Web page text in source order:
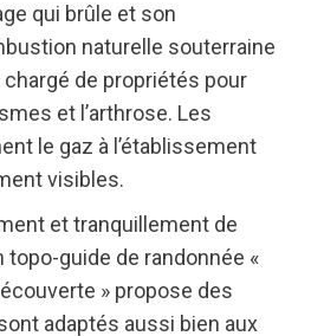
qui brûle et son
naturelle souterraine
chargé de propriétés pour
et l’arthrose. Les
le gaz à l’établissement
visibles.
et tranquillement de
guide de randonnée «
» propose des
adaptés aussi bien aux